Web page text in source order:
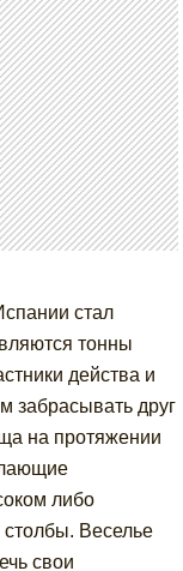
стал
тонны
действа и
забрасывать друг
на протяжении
либо
столбы. Веселье
свои